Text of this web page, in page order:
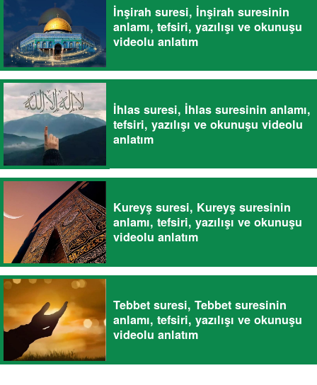
İnşirah suresi, İnşirah suresinin
anlamı, tefsiri, yazılışı ve okunuşu
videolu anlatım
İhlas suresi, İhlas suresinin anlamı,
tefsiri, yazılışı ve okunuşu videolu
anlatım
Kureyş suresi, Kureyş suresinin
anlamı, tefsiri, yazılışı ve okunuşu
videolu anlatım
Tebbet suresi, Tebbet suresinin
anlamı, tefsiri, yazılışı ve okunuşu
videolu anlatım